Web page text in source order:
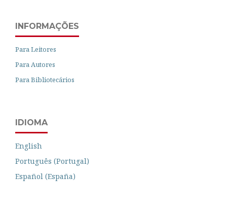
INFORMAÇÕES
Para Leitores
Para Autores
Para Bibliotecários
IDIOMA
English
Português (Portugal)
Español (España)